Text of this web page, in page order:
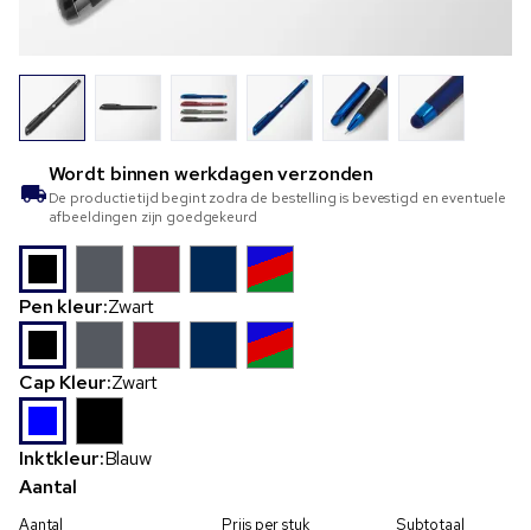
Wordt binnen werkdagen verzonden
De productietijd begint zodra de bestelling is bevestigd en eventuele
afbeeldingen zijn goedgekeurd
Pen kleur:Zwart
Cap Kleur:Zwart
Inktkleur:Blauw
Aantal
Aantal Prijs per stuk Subtotaal